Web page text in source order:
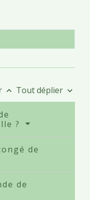
keyboard_arrow_up Tout déplier keyboard_arrow_down
?
de
de